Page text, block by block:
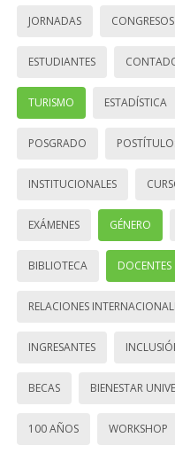
JORNADAS CONGRESOS
ESTUDIANTES
TURISMO ESTADÍSTICA
POSGRADO
INSTITUCIONALES
EXÁMENES GÉNERO
BIBLIOTECA DOCENTES
RELACIONES
INGRESANTES
BECAS BIENESTAR
100 AÑOS WORKSHOP